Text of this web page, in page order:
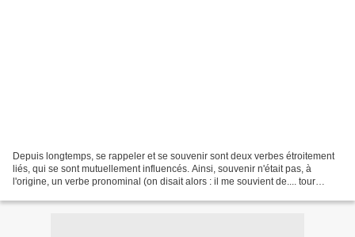
Depuis longtemps, se rappeler et se souvenir sont deux verbes étroitement
liés, qui se sont mutuellement influencés. Ainsi, souvenir n'était pas, à
l'origine, un verbe pronominal (on disait alors : il me souvient de.... tour